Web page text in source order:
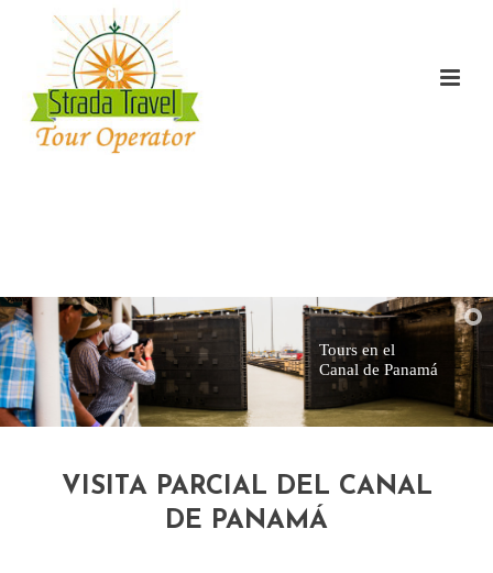
Tours en el
Canal de Panamá
VISITA PARCIAL DEL CANAL
DE PANAMÁ